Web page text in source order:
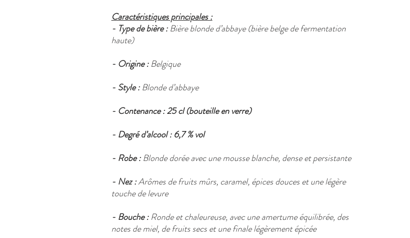
Caractéristiques principales :
- Type de bière :Bière blonde d’abbaye (bière belge de fermentation
haute)
- Origine :Belgique
- Style :Blonde d’abbaye
- Contenance :25 cl (bouteille en verre)
- Degré d’alcool : 6,7 % vol
- Robe :Blonde dorée avec une mousse blanche, dense et persistante
- Nez :Arômes de fruits mûrs, caramel, épices douces et une légère
touche de levure
- Bouche :Ronde et chaleureuse, avec une amertume équilibrée, des
notes de miel, de fruits secs et une finale légèrement épicée